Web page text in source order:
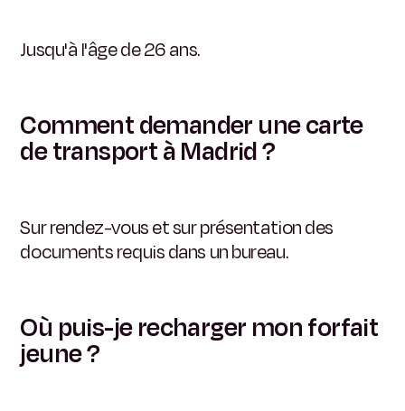
Jusqu'à l'âge de 26 ans.
Comment demander une carte
de transport à Madrid ?
Sur rendez-vous et sur présentation des
documents requis dans un bureau.
Où puis-je recharger mon forfait
jeune ?